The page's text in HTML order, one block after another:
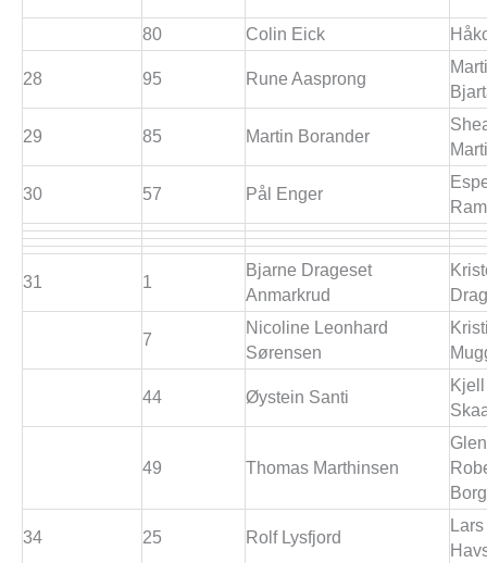
80 Colin Eick
28 95 Rune Aasprong
29 85 Martin Borander
30 57 Pål Enger
31 1
Bjarne Drageset
Anmarkrud
7
Nicoline Leonhard
Sørensen
44 Øystein Santi
49 Thomas Marthinsen
34 25 Rolf Lysfjord